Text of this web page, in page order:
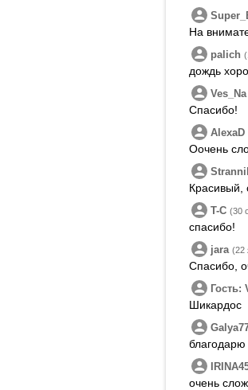
На
palich
дождь
Ves_Na
Спасибо!
AlexaD
Оочень
Красивый,
T-C (30
спасибо!
jara (22
Спасибо,
Гость:
Шикардос
очень